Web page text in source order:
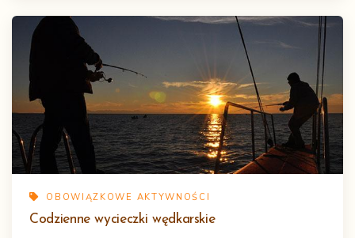
OBOWIĄZKOWE AKTYWNOŚCI
Codzienne wycieczki wędkarskie